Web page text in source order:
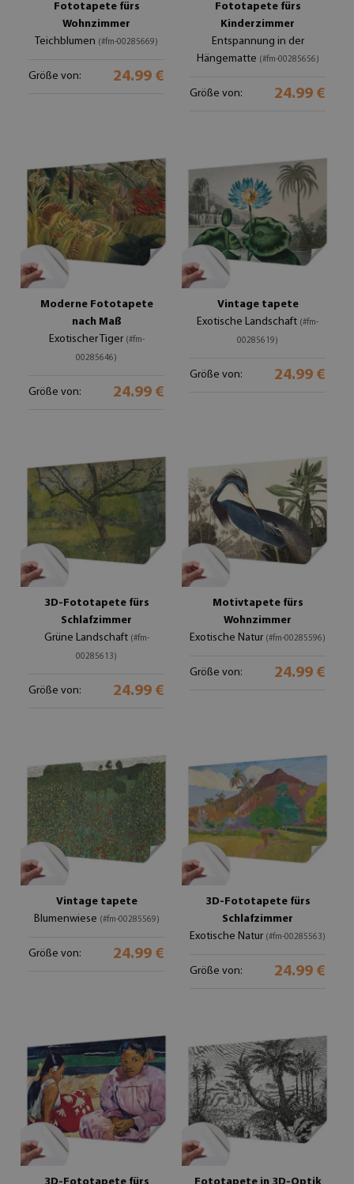
Fototapete fürs
Wohnzimmer
Teichblumen (#fm-00285669)
Größe von: 24.99 €
Fototapete fürs
Kinderzimmer
Entspannung in der
Hängematte (#fm-00285656)
Größe von: 24.99 €
Moderne Fototapete
nach Maß
Exotischer Tiger (#fm-
00285646)
Größe von: 24.99 €
Vintage tapete
Exotische Landschaft (#fm-
00285619)
Größe von: 24.99 €
3D-Fototapete fürs
Schlafzimmer
Grüne Landschaft (#fm-
00285613)
Größe von: 24.99 €
Motivtapete fürs
Wohnzimmer
Exotische Natur (#fm-00285596)
Größe von: 24.99 €
Vintage tapete
Blumenwiese (#fm-00285569)
Größe von: 24.99 €
3D-Fototapete fürs
Schlafzimmer
Exotische Natur (#fm-00285563)
Größe von: 24.99 €